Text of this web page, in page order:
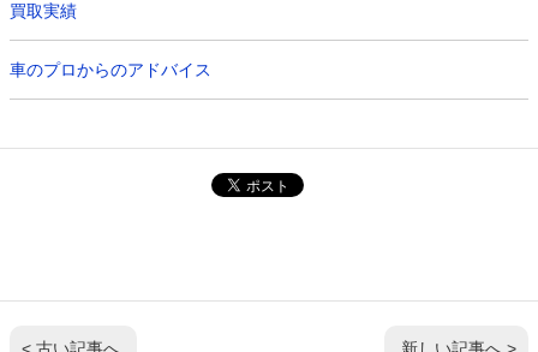
買取実績
車のプロからのアドバイス